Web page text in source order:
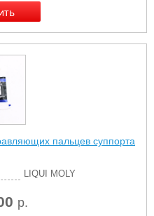
пальцев суппорта
LIQUI MOLY
р.